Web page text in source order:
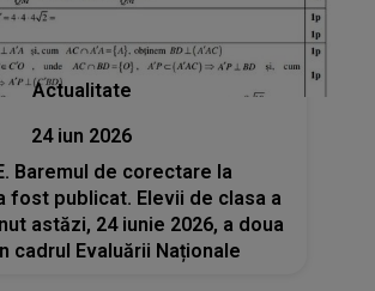
Actualitate
24 iun 2026
Baremul de corectare la
fost publicat. Elevii de clasa a
astăzi, 24 iunie 2026, a doua
cadrul Evaluării Naționale